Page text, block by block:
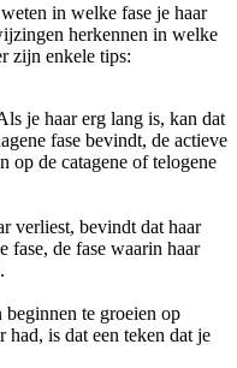
in welke fase je haar
herkennen in welke
zijn enkele tips:
je haar erg lang is, kan dat
fase bevindt, de actieve
op de catagene of telogene
verliest, bevindt dat haar
fase, de fase waarin haar
te groeien op
had, is dat een teken dat je